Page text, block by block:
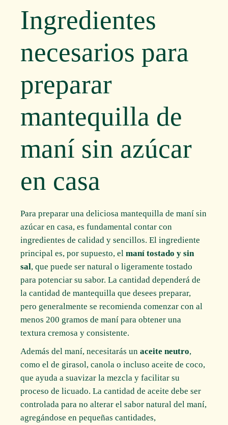
Ingredientes
necesarios para
preparar
mantequilla de
maní sin azúcar
en casa
Para preparar una deliciosa mantequilla de maní sin
azúcar en casa, es fundamental contar con
ingredientes de calidad y sencillos. El ingrediente
principal es, por supuesto, elmaní tostado y sin
sal, que puede ser natural o ligeramente tostado
para potenciar su sabor. La cantidad dependerá de
la cantidad de mantequilla que desees preparar,
pero generalmente se recomienda comenzar con al
menos 200 gramos de maní para obtener una
textura cremosa y consistente.
Además del maní, necesitarás unaceite neutro,
como el de girasol, canola o incluso aceite de coco,
que ayuda a suavizar la mezcla y facilitar su
proceso de licuado. La cantidad de aceite debe ser
controlada para no alterar el sabor natural del maní,
agregándose en pequeñas cantidades,